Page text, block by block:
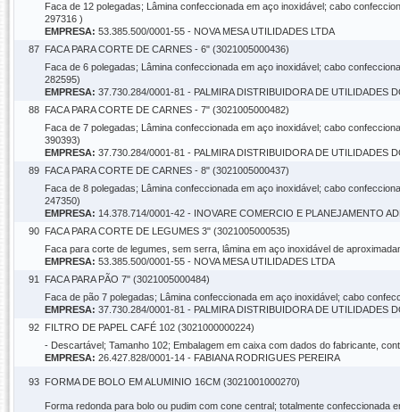
Faca de 12 polegadas; Lâmina confeccionada em aço inoxidável; cabo
297316 )
EMPRESA: 53.385.500/0001-55 - NOVA MESA UTILIDADES LTDA
87 FACA PARA CORTE DE CARNES - 6" (3021005000436)
Faca de 6 polegadas; Lâmina confeccionada em aço inoxidável; cabo
282595)
EMPRESA: 37.730.284/0001-81 - PALMIRA DISTRIBUIDORA DE UTILIDADES
88 FACA PARA CORTE DE CARNES - 7" (3021005000482)
Faca de 7 polegadas; Lâmina confeccionada em aço inoxidável; cabo
390393)
EMPRESA: 37.730.284/0001-81 - PALMIRA DISTRIBUIDORA DE UTILIDADES
89 FACA PARA CORTE DE CARNES - 8" (3021005000437)
Faca de 8 polegadas; Lâmina confeccionada em aço inoxidável; cabo
247350)
EMPRESA: 14.378.714/0001-42 - INOVARE COMERCIO E PLANEJAMENTO
90 FACA PARA CORTE DE LEGUMES 3" (3021005000535)
Faca para corte de legumes, sem serra, lâmina em aço inoxidável de
EMPRESA: 53.385.500/0001-55 - NOVA MESA UTILIDADES LTDA
91
FACA PARA PÃO 7" (3021005000484)
Faca de pão 7 polegadas; Lâmina confeccionada em aço inoxidável; cabo
EMPRESA: 37.730.284/0001-81 - PALMIRA DISTRIBUIDORA DE UTILIDADES
92 FILTRO DE PAPEL CAFÉ 102 (3021000000224)
- Descartável; Tamanho 102; Embalagem em caixa com dados do fabricante,
EMPRESA: 26.427.828/0001-14 - FABIANA RODRIGUES PEREIRA
93 FORMA DE BOLO EM ALUMINIO 16CM (3021001000270)
Forma redonda para bolo ou pudim com cone central; totalmente confeccionada